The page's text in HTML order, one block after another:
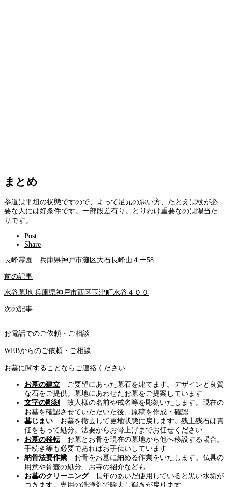
まとめ
参道は平坦の状態ですので、よって足元の悪い方、たとえば杖が必
要な人には好条件です。一部段差有り。とりわけ重要なのは陽当た
りです。
Post
Share
長峰霊園 兵庫県神戸市灘区大石長峰山４ー58
前の記事
水谷墓地 兵庫県神戸市西区玉津町水谷４００
次の記事
お電話でのご依頼・ご相談
WEBからのご依頼・ご相談
お墓に関することならご連絡ください
お墓の建立 ご要望にあった墓石を建てます。デザインと良質
な石をご提供。墓地にあわせたお墓をご提案しています
文字の彫刻
故人様の名前や戒名等を彫刻いたします。現在の
お墓を確認させていただいた後、原稿を作成・確認
墓じまい お墓を撤去して更地状態に戻します。残土残石は責
任をもって処分。法要からお骨上げまでお任せください
お墓の移転お墓とお骨を現在の墓地から他へ移設する場合。
手続き等も必要であればお手伝いしています
納骨法要作業 お骨をお墓に納める作業をいたします。仏具の
用意や骨壺の処分、お寺の紹介なども
お墓のクリーニング長年のあいだ使用していると黒い水垢が
つきます。専用の洗浄剤で除去し輝きが戻ります